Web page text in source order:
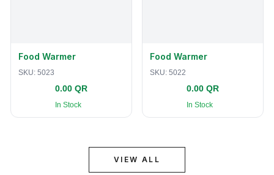
Food Warmer
SKU: 5023
0.00 QR
In Stock
Food Warmer
SKU: 5022
0.00 QR
In Stock
VIEW ALL